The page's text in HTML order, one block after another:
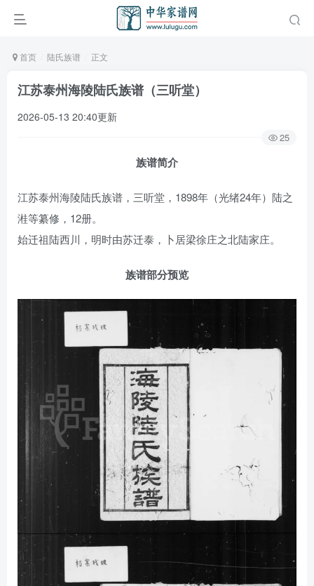
首页 陆氏族谱 正文
江苏泰州海陵陆氏族谱（三听堂）
2026-05-13 20:40更新
25
族谱简介
江苏泰州海陵陆氏族谱，三听堂，1898年（光绪24年）陆之
溎等纂修，12册。
始迁祖陆西川，明时由苏迁泰，卜居梁徐庄之北陆家庄。
族谱部分预览